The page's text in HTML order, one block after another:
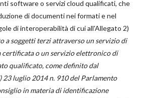
software o servizi cloud qualificati, che
di documenti nei formati e nel
di interoperabilità di cui all'Allegato 2)
a soggetti terzi attraverso un servizio di
certificata o un servizio elettronico di
qualificato, come definito dal
23 luglio 2014 n. 910 del Parlamento
in materia di identificazione